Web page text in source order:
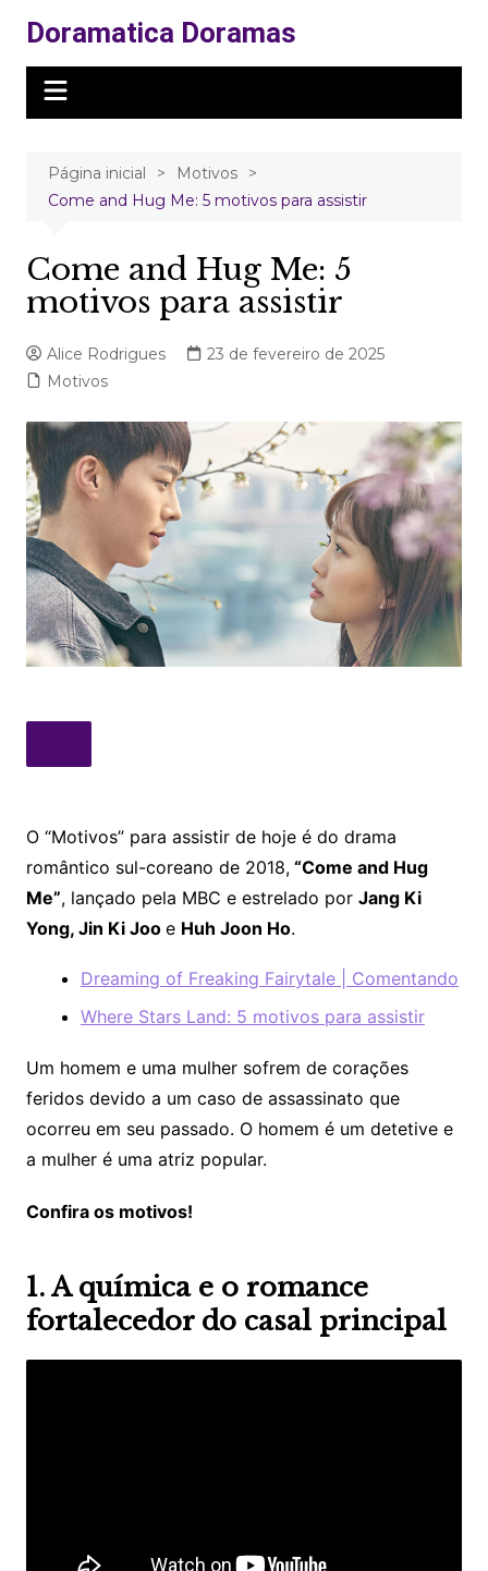
para
conteúdo
Doramatica Doramas
Página inicial
Motivos
Come and Hug Me: 5 motivos para assistir
Come and Hug Me: 5
motivos para assistir
Alice Rodrigues
23 de fevereiro de 2025
Motivos
O “Motivos” para assistir de hoje é do drama
romântico sul-coreano de 2018,“Come and Hug
Me”, lançado pela MBC e estrelado por Jang Ki
Yong, Jin Ki Joo e Huh Joon Ho.
Dreaming of Freaking Fairytale | Comentando
Where Stars Land: 5 motivos para assistir
Um homem e uma mulher sofrem de corações
feridos devido a um caso de assassinato que
ocorreu em seu passado. O homem é um detetive e
a mulher é uma atriz popular.
Confira os motivos!
1. A química e o romance
fortalecedor do casal principal